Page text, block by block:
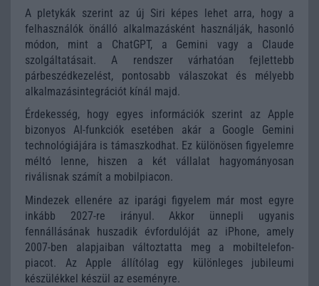
A pletykák szerint az új Siri képes lehet arra, hogy a
felhasználók önálló alkalmazásként használják, hasonló
módon, mint a ChatGPT, a Gemini vagy a Claude
szolgáltatásait. A rendszer várhatóan fejlettebb
párbeszédkezelést, pontosabb válaszokat és mélyebb
alkalmazásintegrációt kínál majd.
Érdekesség, hogy egyes információk szerint az Apple
bizonyos AI-funkciók esetében akár a Google Gemini
technológiájára is támaszkodhat. Ez különösen figyelemre
méltó lenne, hiszen a két vállalat hagyományosan
riválisnak számít a mobilpiacon.
Mindezek ellenére az iparági figyelem már most egyre
inkább 2027-re irányul. Akkor ünnepli ugyanis
fennállásának huszadik évfordulóját az iPhone, amely
2007-ben alapjaiban változtatta meg a mobiltelefon-
piacot. Az Apple állítólag egy különleges jubileumi
készülékkel készül az eseményre.